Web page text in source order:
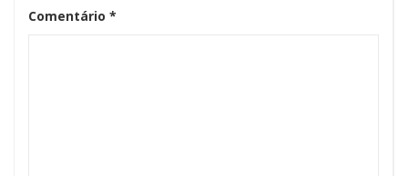
Comentário *